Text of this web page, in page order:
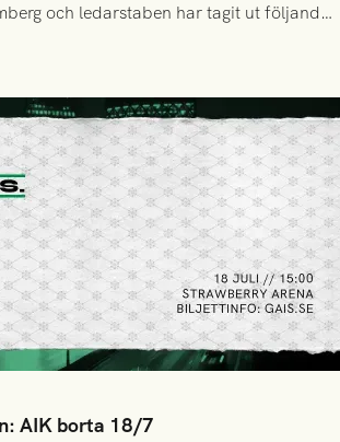
och ledarstaben har tagit ut följande
AIK borta 18/7